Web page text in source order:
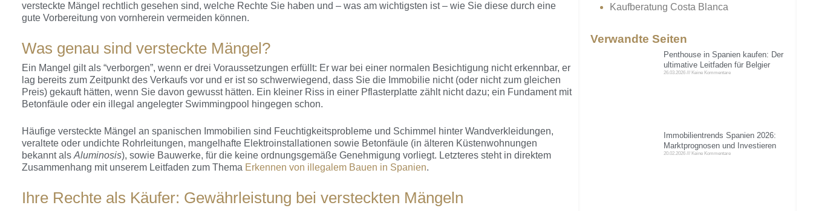
versteckte Mängel rechtlich gesehen sind, welche Rechte Sie haben und – was am wichtigsten ist – wie Sie diese durch eine
gute Vorbereitung von vornherein vermeiden können.
Was genau sind versteckte Mängel?
Ein Mangel gilt als “verborgen”, wenn er drei Voraussetzungen erfüllt: Er war bei einer normalen Besichtigung nicht erkennbar, er
lag bereits zum Zeitpunkt des Verkaufs vor und er ist so schwerwiegend, dass Sie die Immobilie nicht (oder nicht zum gleichen
Preis) gekauft hätten, wenn Sie davon gewusst hätten. Ein kleiner Riss in einer Pflasterplatte zählt nicht dazu; ein Fundament mit
Betonfäule oder ein illegal angelegter Swimmingpool hingegen schon.
Häufige versteckte Mängel an spanischen Immobilien sind Feuchtigkeitsprobleme und Schimmel hinter Wandverkleidungen,
veraltete oder undichte Rohrleitungen, mangelhafte Elektroinstallationen sowie Betonfäule (in älteren Küstenwohnungen
bekannt alsAluminosis), sowie Bauwerke, für die keine ordnungsgemäße Genehmigung vorliegt. Letzteres steht in direktem
Zusammenhang mit unserem Leitfaden zum Thema Erkennen von illegalem Bauen in Spanien.
Ihre Rechte als Käufer: Gewährleistung bei versteckten Mängeln
Kaufberatung Costa Blanca
Verwandte Seiten
Penthouse in Spanien kaufen: Der
ultimative Leitfaden für Belgier
26.03.2026 Keine Kommentare
Immobilientrends Spanien 2026:
Marktprognosen und Investieren
20.02.2026 Keine Kommentare